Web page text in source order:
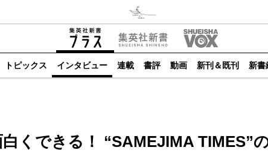
トピックス インタビュー 連載 書評 動画 新刊＆既刊 新書
くできる！ “SAMEJIMA TIMES”